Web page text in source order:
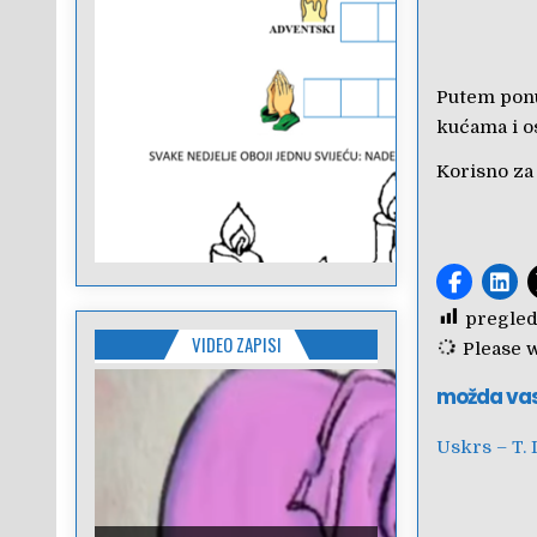
Putem
kućama i
Korisno
Please
možda
Uskrs – T.
VIDEO ZAPISI